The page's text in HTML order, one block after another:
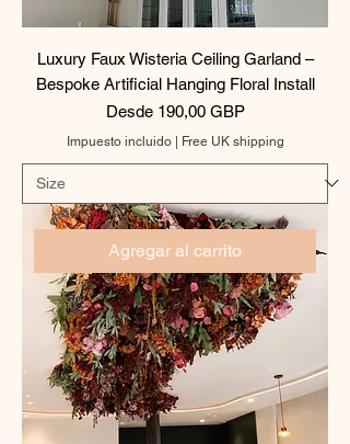
Luxury Faux Wisteria Ceiling Garland –
Bespoke Artificial Hanging Floral Install
Desde 190,00 GBP
Precio de oferta
Impuesto incluido| Free UK shipping
Agregar al carrito